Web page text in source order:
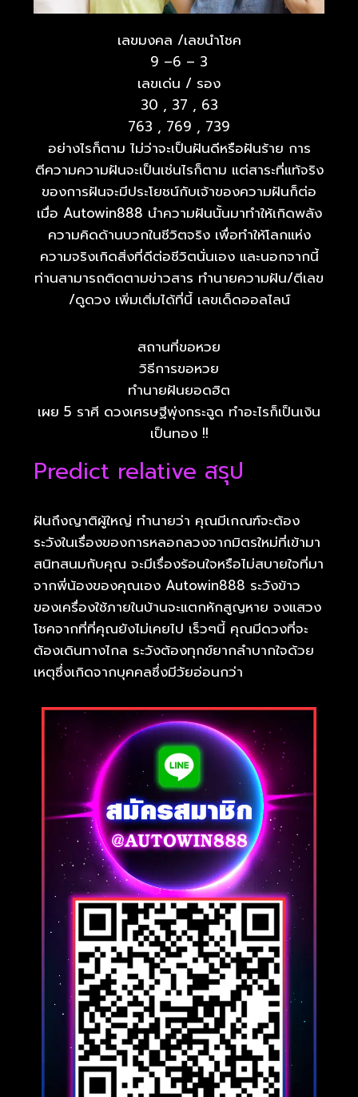
เลขมงคล /เลขนำโชค
9 –6 – 3
เลขเด่น / รอง
30 , 37 , 63
763 , 769 , 739
อย่างไรก็ตาม ไม่ว่าจะเป็นฝันดีหรือฝันร้าย การ
ตีความความฝันจะเป็นเช่นไรก็ตาม แต่สาระที่แท้จริง
ของการฝันจะมีประโยชน์กับเจ้าของความฝันก็ต่อ
เมื่อ Autowin888 นำความฝันนั้นมาทำให้เกิดพลัง
ความคิดด้านบวกในชีวิตจริง เพื่อทำให้โลกแห่ง
ความจริงเกิดสิ่งที่ดีต่อชีวิตนั่นเอง และนอกจากนี้
ท่านสามารถติดตามข่าวสาร ทำนายความฝัน/ตีเลข
/ดูดวง เพิ่มเติ่มได้ที่นี้ เลขเด็ดออลไลน์
สถานที่ขอหวย
วิธีการขอหวย
ทำนายฝันยอดฮิต
เผย 5 ราศี ดวงเศรษฐีพุ่งกระฉูด ทำอะไรก็เป็นเงิน
เป็นทอง !!
Predict relative สรุป
ฝันถึงญาติผู้ใหญ่ ทำนายว่า คุณมีเกณฑ์จะต้อง
ระวังในเรื่องของการหลอกลวงจากมิตรใหม่ที่เข้ามา
สนิทสนมกับคุณ จะมีเรื่องร้อนใจหรือไม่สบายใจที่มา
จากพี่น้องของคุณเอง Autowin888 ระวังข้าว
ของเครื่องใช้ภายในบ้านจะแตกหักสูญหาย จงแสวง
โชคจากที่ที่คุณยังไม่เคยไป เร็วๆนี้ คุณมีดวงที่จะ
ต้องเดินทางไกล ระวังต้องทุกข์ยากลำบากใจด้วย
เหตุซึ่งเกิดจากบุคคลซึ่งมีวัยอ่อนกว่า